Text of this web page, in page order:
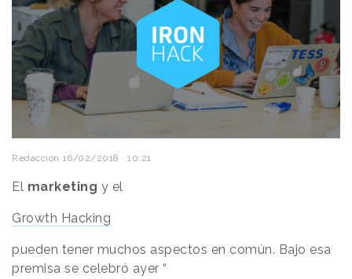
Redacción 16/02/2018 · 10:21
El marketing y el
Growth Hacking
pueden tener muchos aspectos en común. Bajo esa
premisa se celebró ayer “